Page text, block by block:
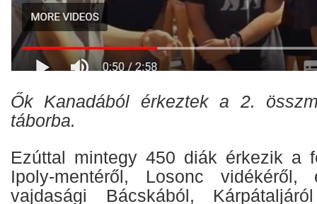
Ők Kanadából érkeztek a 2.
táborba.
Ezúttal mintegy 450 diák érkezik a
Ipoly-mentéről, Losonc
vajdasági Bácskából,